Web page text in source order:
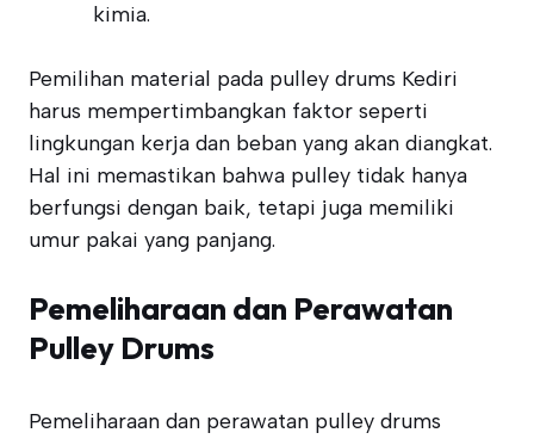
kimia.
Pemilihan material pada pulley drums Kediri
harus mempertimbangkan faktor seperti
lingkungan kerja dan beban yang akan diangkat.
Hal ini memastikan bahwa pulley tidak hanya
berfungsi dengan baik, tetapi juga memiliki
umur pakai yang panjang.
Pemeliharaan dan Perawatan
Pulley Drums
Pemeliharaan dan perawatan pulley drums